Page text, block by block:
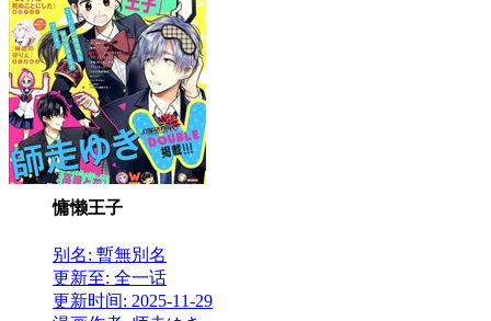
慵懒王子
别名: 暫無別名
更新至: 全一话
更新时间: 2025-11-29